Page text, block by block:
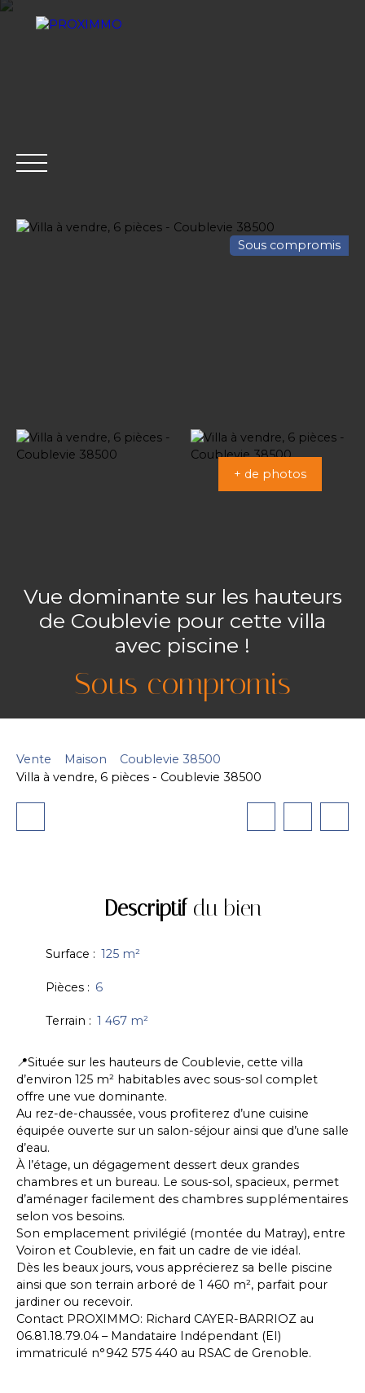
GESTION
Sous compromis
+ de photos
Vue dominante sur les hauteurs
de Coublevie pour cette villa
avec piscine !
Sous compromis
Vente Maison
Coublevie 38500
Villa à vendre, 6 pièces - Coublevie 38500
Descriptifdu bien
Surface : 125 m²
Pièces : 6
Terrain : 1 467 m²
📍Située sur les hauteurs de Coublevie, cette villa
d’environ 125 m² habitables avec sous-sol complet
offre une vue dominante.
Au rez-de-chaussée, vous profiterez d’une cuisine
équipée ouverte sur un salon-séjour ainsi que d’une salle
d’eau.
À l’étage, un dégagement dessert deux grandes
chambres et un bureau. Le sous-sol, spacieux, permet
d’aménager facilement des chambres supplémentaires
selon vos besoins.
Son emplacement privilégié (montée du Matray), entre
Voiron et Coublevie, en fait un cadre de vie idéal.
Dès les beaux jours, vous apprécierez sa belle piscine
ainsi que son terrain arboré de 1 460 m², parfait pour
jardiner ou recevoir.
Contact PROXIMMO: Richard CAYER-BARRIOZ au
06.81.18.79.04 – Mandataire Indépendant (EI)
immatriculé n°942 575 440 au RSAC de Grenoble.